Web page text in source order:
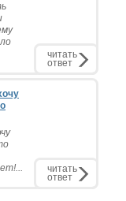
читать
ответ
читать
ответ